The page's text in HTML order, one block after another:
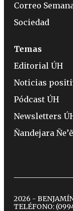
Correo
Sociedad
Temas
Editorial ÚH
Noticias
Pódcast ÚH
Newsletters
Ñandejara Ñe’ẽ
2026 -
TELÉFONO: